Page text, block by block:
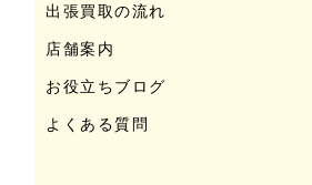
出張買取の流れ
店舗案内
お役立ちブログ
よくある質問